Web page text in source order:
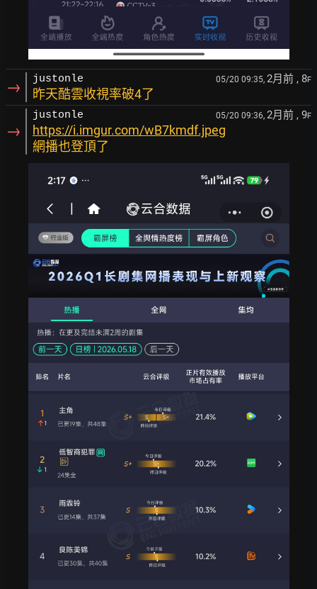
→ justonle 05/20 09:35, 2月前 , 8F
昨天酷雲收視率破4了
→
justonle 05/20 09:36, 2月前 , 9F
https://i.imgur.com/wB7kmdf.jpeg
網播也登頂了